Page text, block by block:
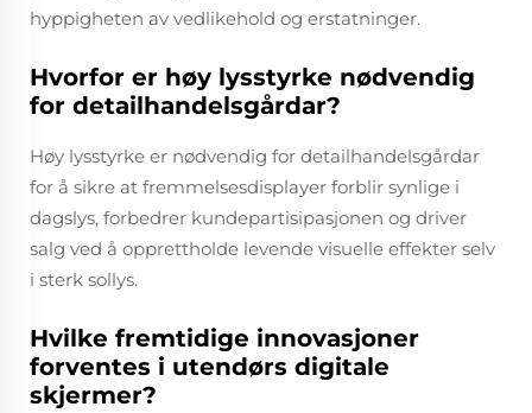
hyppigheten av vedlikehold og erstatninger.
Hvorfor er høy lysstyrke nødvendig
for detailhandelsgårdar?
Høy lysstyrke er nødvendig for detailhandelsgårdar
for å sikre at fremmelsesdisplayer forblir synlige i
dagslys, forbedrer kundepartisipasjonen og driver
salg ved å opprettholde levende visuelle effekter selv
i sterk sollys.
Hvilke fremtidige innovasjoner
forventes i utendørs digitale
skjermer?